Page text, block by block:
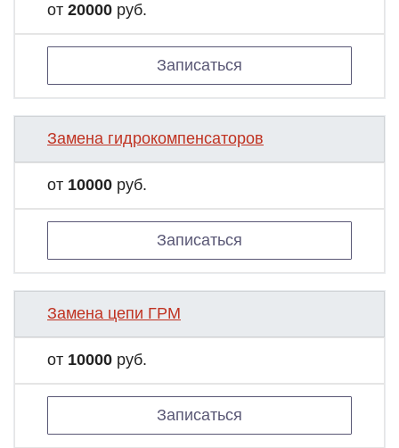
от 20000 руб.
Записаться
Замена гидрокомпенсаторов
от 10000 руб.
Записаться
Замена цепи ГРМ
от 10000 руб.
Записаться